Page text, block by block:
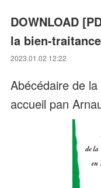
DOWNLOAD
la bien-
2023.01.02 12:22
Abécédaire de
accueil pan